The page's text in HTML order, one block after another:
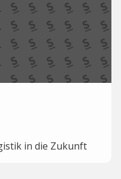
in die Zukunft